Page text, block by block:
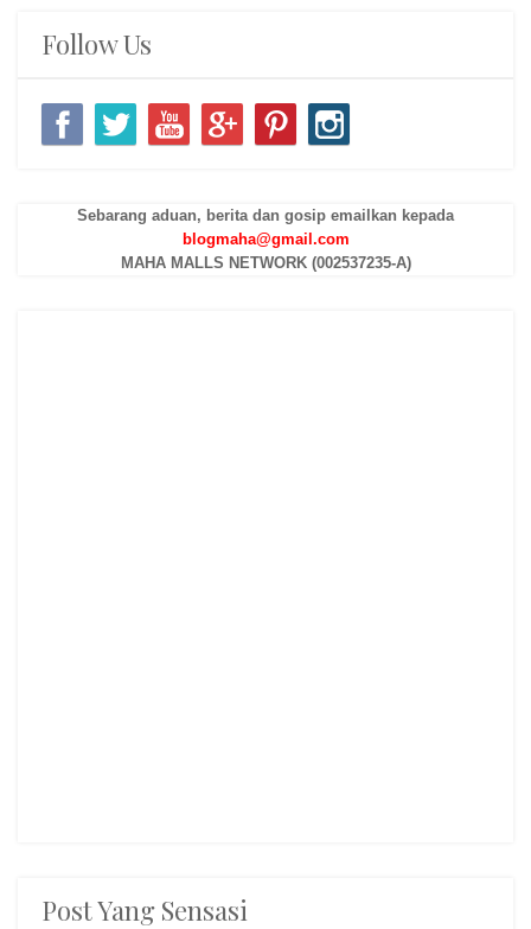
Follow Us
Sebarang aduan, berita dan gosip emailkan kepada
blogmaha@gmail.com
MAHA MALLS NETWORK (002537235-A)
Post Yang Sensasi